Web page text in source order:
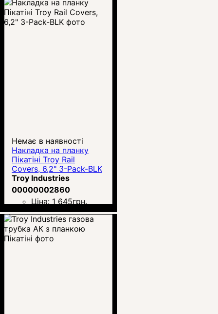
Немає в наявності
Накладка на планку
Пікатіні Troy Rail
Covers, 6,2" 3-Pack-BLK
Troy Industries
00000002860
Ціна: 1 645грн.